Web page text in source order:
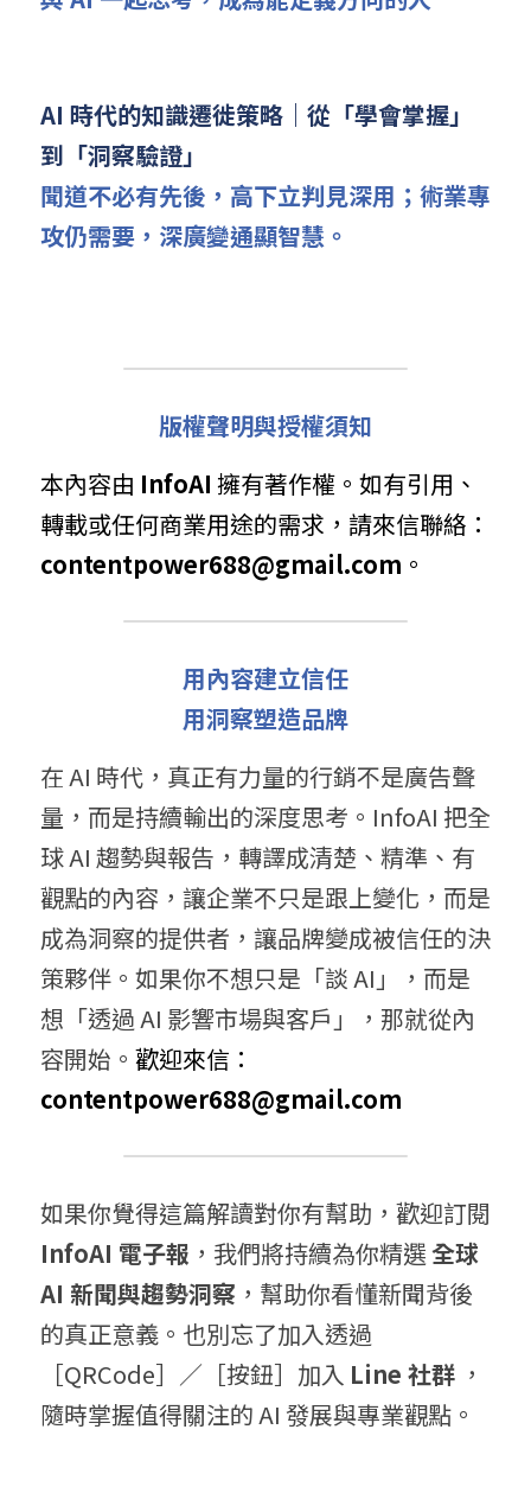
AI 時代的知識遷徙策略｜從「學會掌握」
到「洞察驗證」
聞道不必有先後，高下立判見深用；術業專
攻仍需要，深廣變通顯智慧。
版權聲明與授權須知
本內容由 InfoAI 擁有著作權。如有引用、
contentpower688@gmail.com 。
用內容建立信任
用洞察塑造品牌
在 AI 時代，真正有力量的行銷不是廣告聲
量，而是持續輸出的深度思考。InfoAI 把全
球 AI 趨勢與報告，轉譯成清楚、精準、有
觀點的內容，讓企業不只是跟上變化，而是
成為洞察的提供者，讓品牌變成被信任的決
策夥伴。如果你不想只是「談 AI」，而是
想「透過 AI 影響市場與客戶」，那就從內
容開始。
contentpower688@gmail.com
InfoAI 電子報 ，我們將持續為你精選 全球
AI 新聞與趨勢洞察 ，幫助你看懂新聞背後
的真正意義。也別忘了加入透過
［QRCode］／［按鈕］加入 Line 社群 ，
隨時掌握值得關注的 AI 發展與專業觀點。